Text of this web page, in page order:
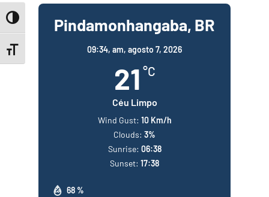
Toggle High Contrast
Toggle Font size
Pindamonhangaba, BR
09:34, am, agosto 7, 2026
21 °C
Céu Limpo
68 %
Wind Gust: 10 Km/h
Clouds: 3%
Sunrise: 06:38
Sunset: 17:38